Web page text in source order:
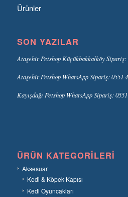
Ürünler
SON YAZILAR
Ataşehir Petshop Küçükbakkalköy Sipariş:
Ataşehir Petshop WhatsApp Sipariş: 0551
Kayışdağı Petshop WhatsApp Sipariş:
ÜRÜN KATEGORILERI
Aksesuar
Kedi & Köpek Kapısı
Kedi Oyuncakları